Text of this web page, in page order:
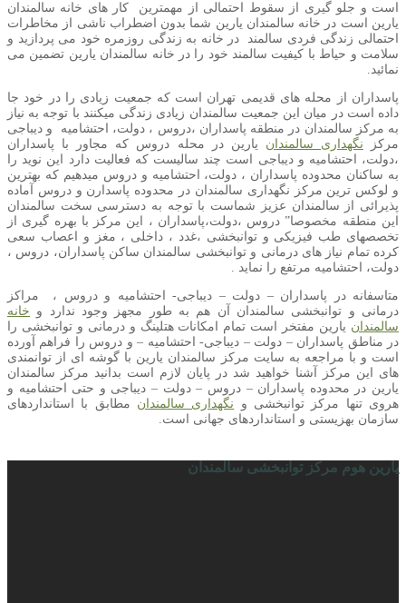
است و جلو گیری از سقوط احتمالی از مهمترین کار های خانه سالمندان
یارین است در خانه سالمندان یارین شما بدون اضطراب ناشی از مخاطرات
احتمالی زندگی فردی سالمند در خانه به زندگی روزمره خود می پردازید و
سلامت و حیاط با کیفیت سالمند خود را در خانه سالمندان یارین تضمین می
نمائید.
پاسداران از محله های قدیمی تهران است که جمعیت زیادی را در خود جا
داده است در میان این جمعیت سالمندان زیادی زندگی میکنند با توجه به نیاز
به مرکز سالمندان در منطقه پاسداران ،دروس ، دولت، احتشامیه و دیباجی
مرکز نگهداری سالمندان یارین در محله دروس که مجاور با پاسداران
،دولت، احتشامیه و دیباجی است چند سالیست که فعالیت دارد این نوید را
به ساکنان محدوده پاسداران ، دولت، احتشامیه و دروس میدهیم که بهترین
و لوکس ترین مرکز نگهداری سالمندان در محدوده پاسدارن و دروس آماده
پذیرائی از سالمندان عزیز شماست با توجه به دسترسی سخت سالمندان
این منطقه مخصوصا” دروس ،دولت،پاسداران ، این مرکز با بهره گیری از
تخصصهای طب فیزیکی و توانبخشی ،غدد ، داخلی ، مغز و اعصاب سعی
کرده تمام نیاز های درمانی و توانبخشی سالمندان ساکن پاسداران، دروس ،
دولت، احتشامیه مرتفع را نماید .
متاسفانه در پاسداران – دولت – دیباجی- احتشامیه و دروس ، مراکز
درمانی و توانبخشی سالمندان آن هم به طور مجهز وجود ندارد و خانه
سالمندان یارین مفتخر است تمام امکانات هتلینگ و درمانی و توانبخشی را
در مناطق پاسداران – دولت – دیباجی- احتشامیه – و دروس را فراهم آورده
است و با مراجعه به سایت مرکز سالمندان یارین با گوشه ای از توانمندی
های این مرکز آشنا خواهید شد در پایان لازم است بدانید مرکز سالمندان
یارین در محدوده پاسداران – دروس – دولت – دیباجی و حتی احتشامیه و
هروی تنها مرکز توانبخشی و نگهداری سالمندان مطابق با استانداردهای
سازمان بهزیستی و استانداردهای جهانی است.
یارین هوم مرکز توانبخشی سالمندان